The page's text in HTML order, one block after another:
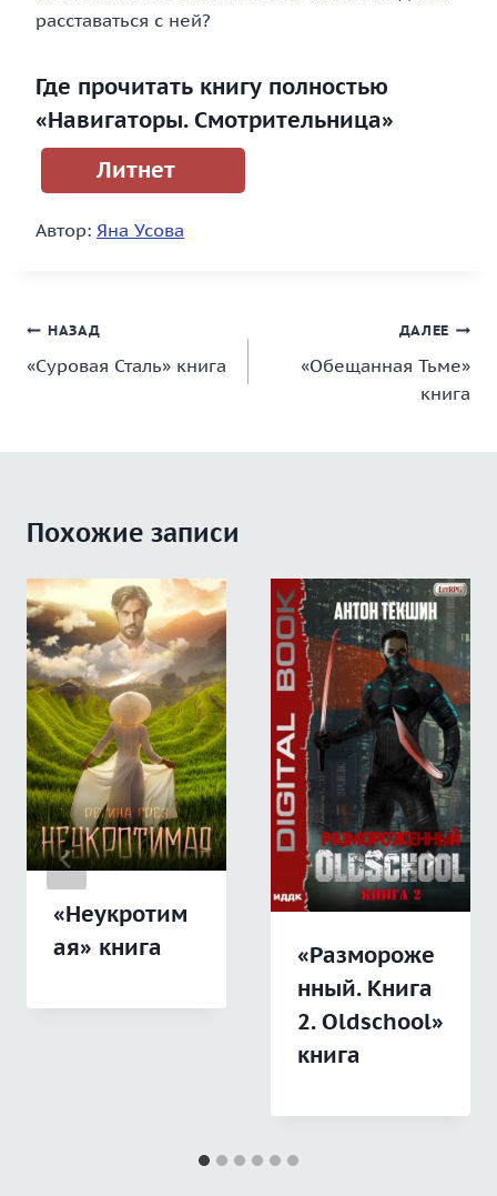
расставаться с ней?
Где прочитать книгу полностью
«Навигаторы. Смотрительница»
Литнет
Автор: Яна Усова
Навигация
по
НАЗАД
«Суровая Сталь» книга
ДАЛЕЕ
«Обещанная Тьме»
книга
Похожие записи
«Неукротим
ая» книга
«Размороже
нный. Книга
2. Oldschool»
книга